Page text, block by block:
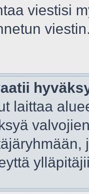
viestisi
laittaa